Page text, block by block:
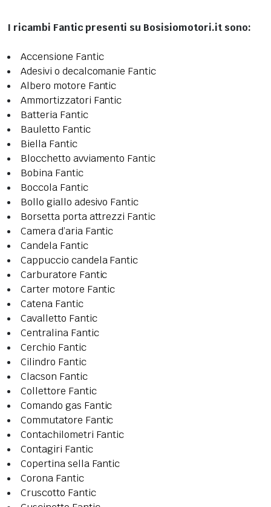
I ricambi Fantic presenti su Bosisiomotori.it sono:
Accensione Fantic
Adesivi o decalcomanie Fantic
Albero motore Fantic
Ammortizzatori Fantic
Batteria Fantic
Bauletto Fantic
Biella Fantic
Blocchetto avviamento Fantic
Bobina Fantic
Boccola Fantic
Bollo giallo adesivo Fantic
Borsetta porta attrezzi Fantic
Camera d’aria Fantic
Candela Fantic
Cappuccio candela Fantic
Carburatore Fantic
Carter motore Fantic
Catena Fantic
Cavalletto Fantic
Centralina Fantic
Cerchio Fantic
Cilindro Fantic
Clacson Fantic
Collettore Fantic
Comando gas Fantic
Commutatore Fantic
Contachilometri Fantic
Contagiri Fantic
Copertina sella Fantic
Corona Fantic
Cruscotto Fantic